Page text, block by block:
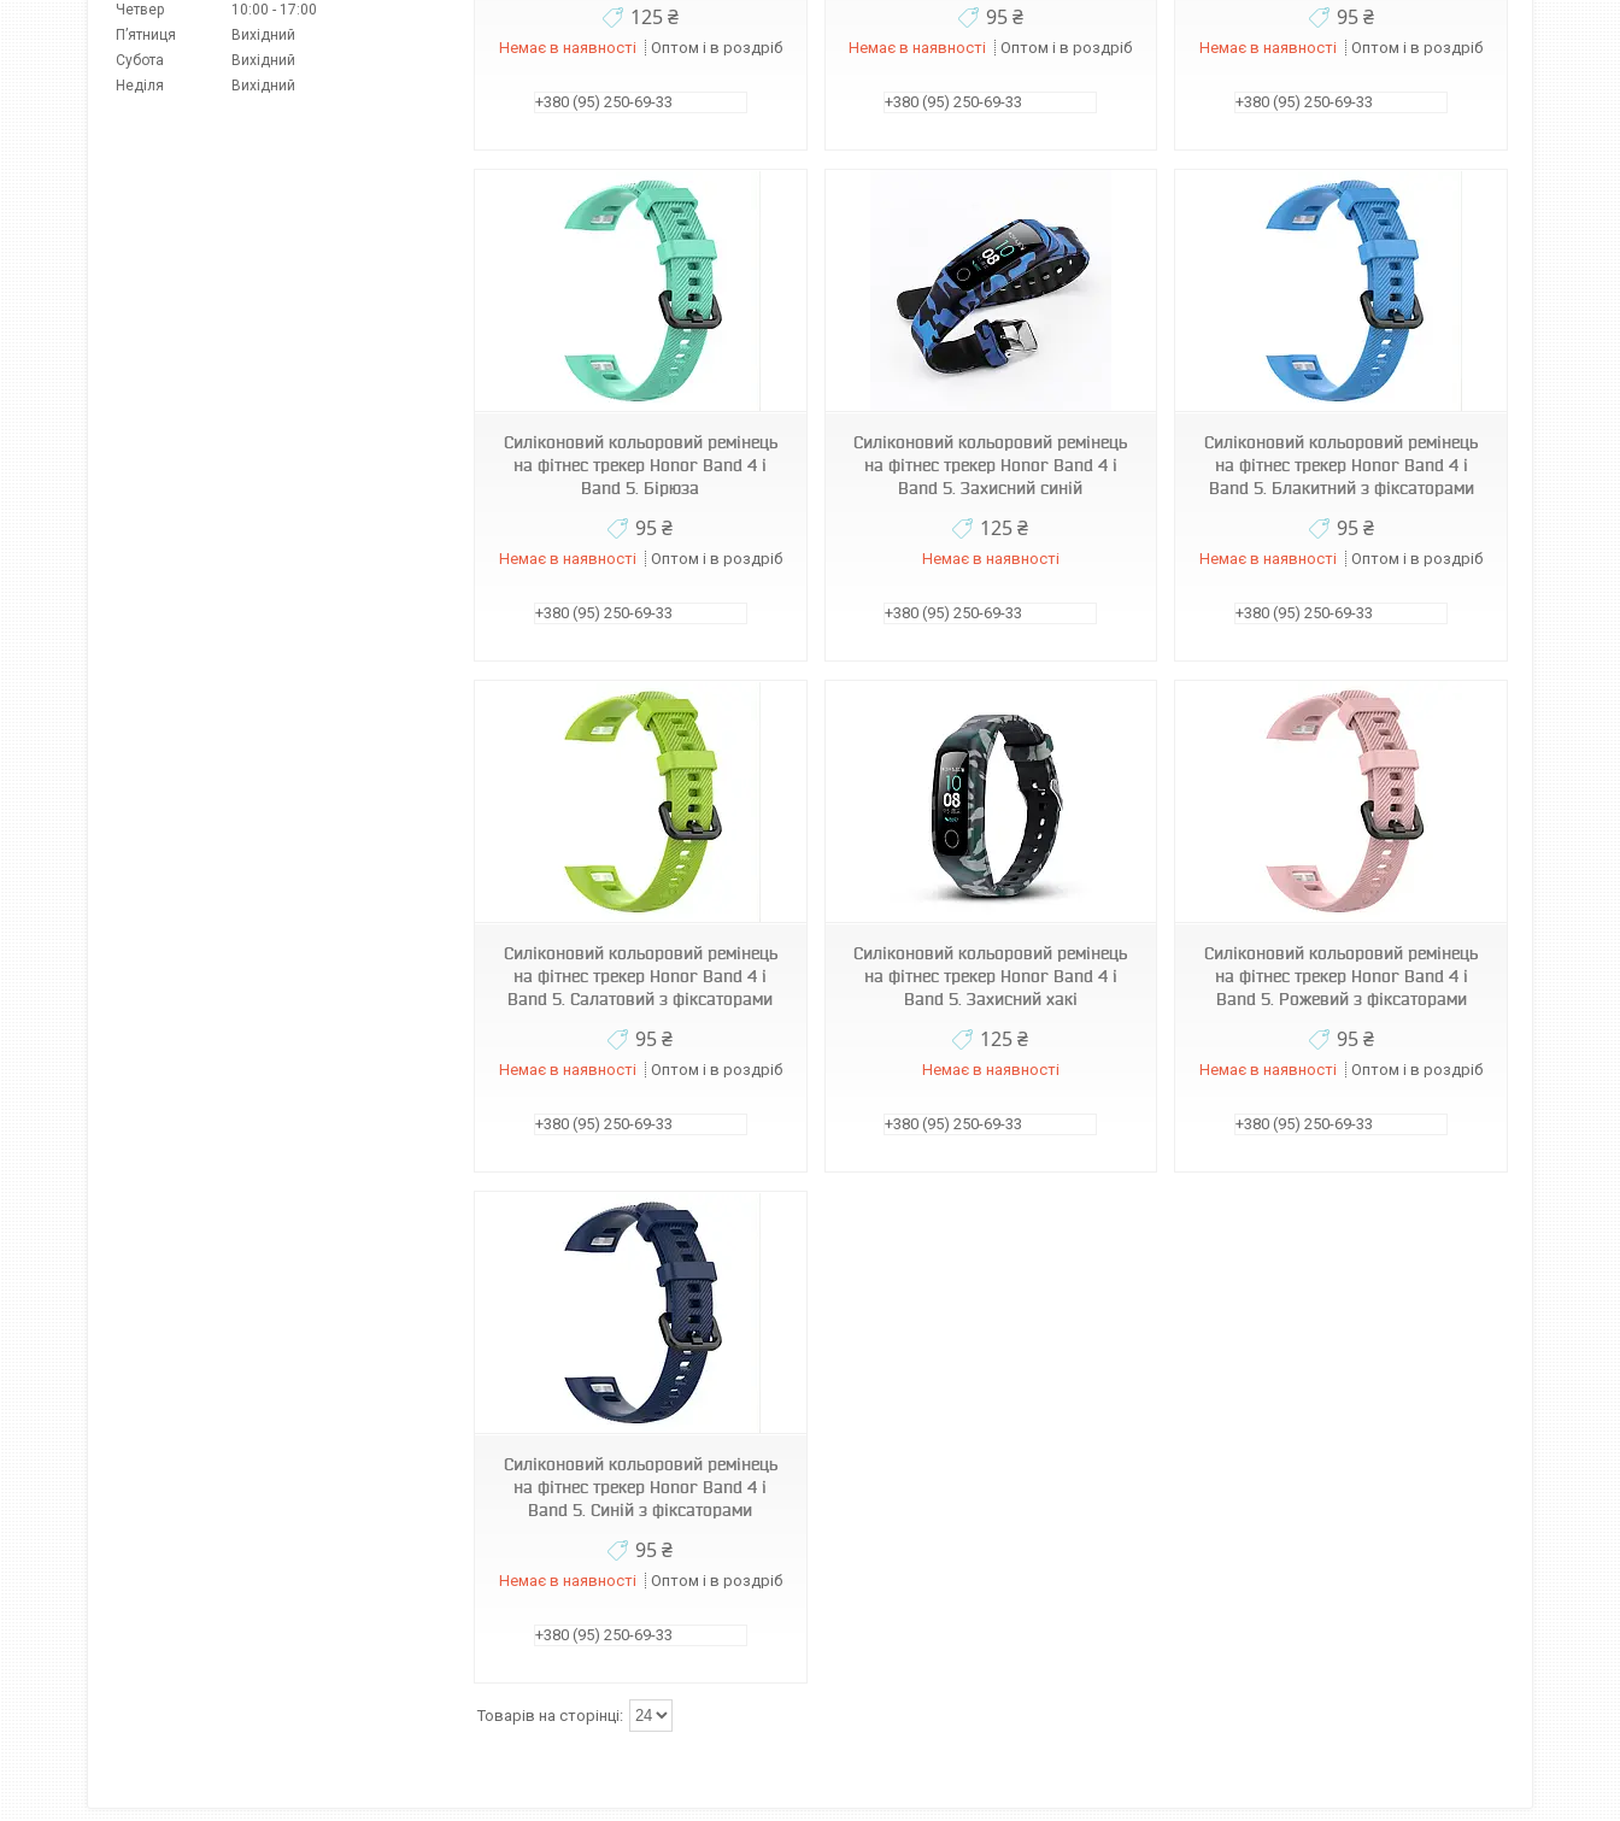
125 ₴
Немає в наявності Оптом і в роздріб
+380 (95) 250-69-33
95 ₴
Немає в наявності Оптом і в роздріб
+380 (95) 250-69-33
95 ₴
Немає в наявності Оптом і в роздріб
+380 (95) 250-69-33
Силіконовий кольоровий ремінець
на фітнес трекер Honor Band 4 і
Band 5. Бірюза
95 ₴
Немає в наявності Оптом і в роздріб
+380 (95) 250-69-33
970121
Силіконовий кольоровий ремінець
на фітнес трекер Honor Band 4 і
Band 5. Захисний синій
125 ₴
Немає в наявності
+380 (95) 250-69-33
970109
Силіконовий кольоровий ремінець
на фітнес трекер Honor Band 4 і
Band 5. Блакитний з фіксаторами
95 ₴
Немає в наявності Оптом і в роздріб
+380 (95) 250-69-33
Силіконовий кольоровий ремінець
на фітнес трекер Honor Band 4 і
Band 5. Салатовий з фіксаторами
95 ₴
Немає в наявності Оптом і в роздріб
+380 (95) 250-69-33
970120
Силіконовий кольоровий ремінець
на фітнес трекер Honor Band 4 і
Band 5. Захисний хакі
125 ₴
Немає в наявності
+380 (95) 250-69-33
Силіконовий кольоровий ремінець
на фітнес трекер Honor Band 4 і
Band 5. Рожевий з фіксаторами
95 ₴
Немає в наявності Оптом і в роздріб
+380 (95) 250-69-33
Силіконовий кольоровий ремінець
на фітнес трекер Honor Band 4 і
Band 5. Синій з фіксаторами
95 ₴
Немає в наявності Оптом і в роздріб
+380 (95) 250-69-33
Четвер
10:00
17:00
Пʼятниця
Вихідний
Субота
Вихідний
Неділя
Вихідний